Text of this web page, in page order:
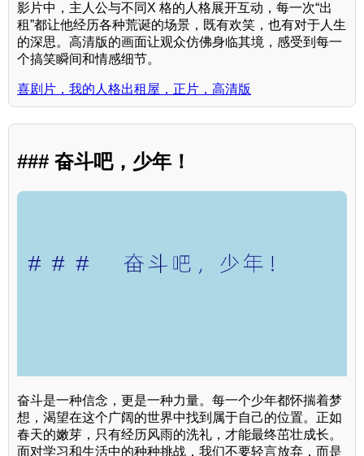
影片中，主人公与不同X 格的人格展开互动，每一次“出
租”都让他经历各种荒诞的场景，既有欢笑，也有对于人生
的深思。高清版的画面让观众仿佛身临其境，感受到每一
个搞笑瞬间和情感细节。
喜剧片，我的人格出租屋，正片，高清版
### 奋斗吧，少年！
奋斗是一种信念，更是一种力量。每一个少年都怀揣着梦
想，渴望在这个广阔的世界中找到属于自己的位置。正如
春天的嫩芽，只有经历风雨的洗礼，才能最终茁壮成长。
面对学习和生活中的种种挑战，我们不要轻言放弃，而是